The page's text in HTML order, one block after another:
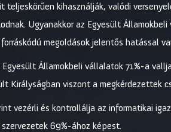
kihasználják, valódi
Ugyanakkor az Egyesült
megoldások jelentős hatással
Államokbeli vállalatok 71%-a
Királyságban viszont a megkérdezettek
vezérli és kontrollálja az informatikai
69%-ához képest.